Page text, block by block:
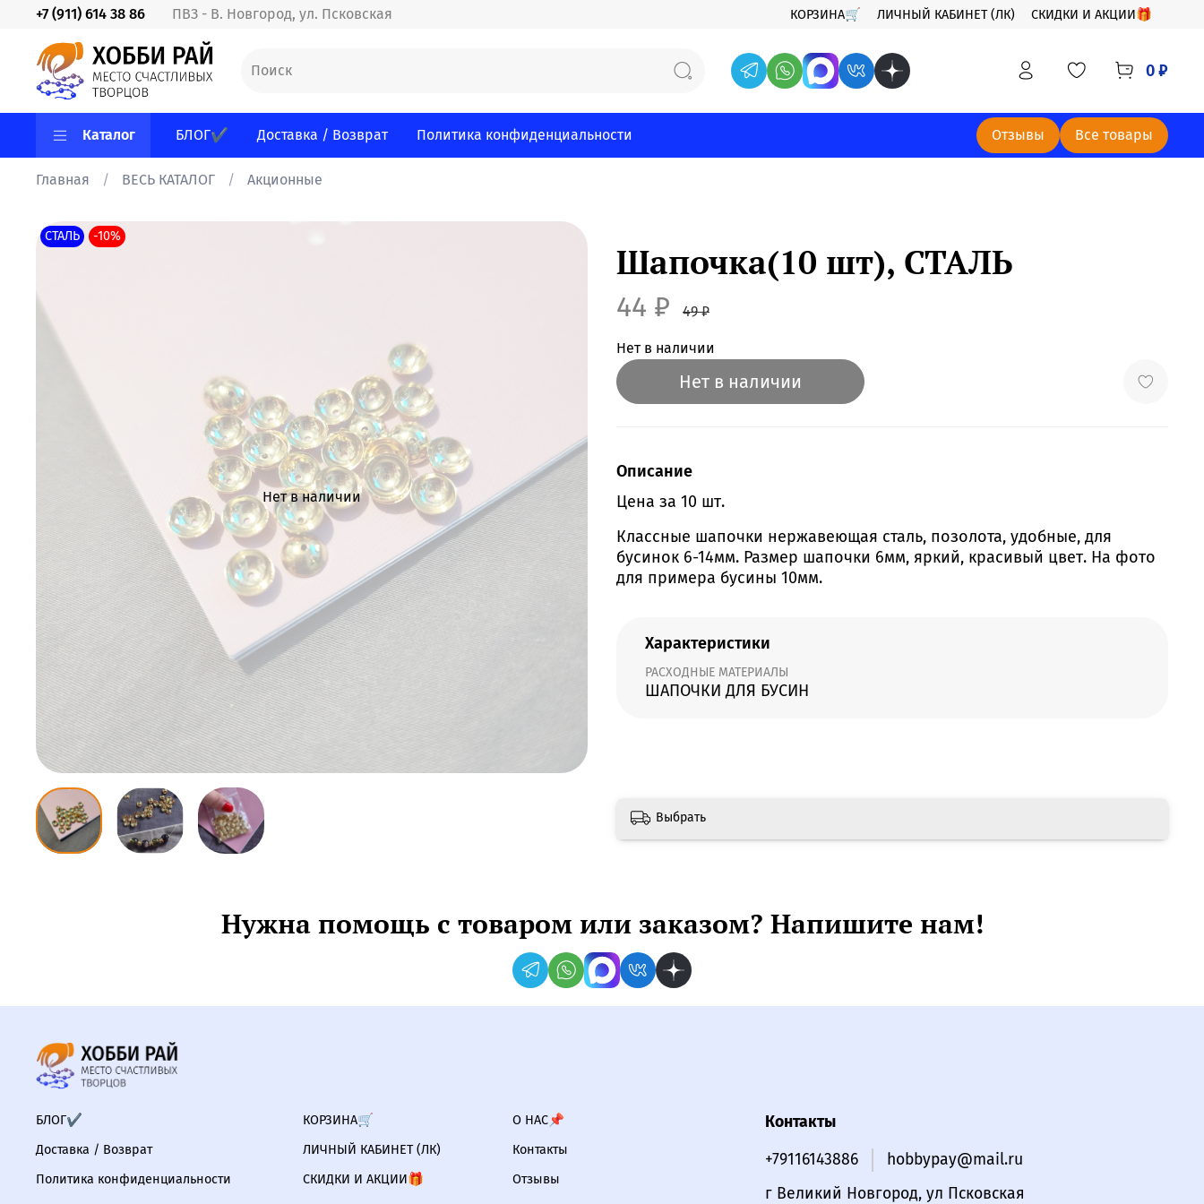
КОРЗИНА🛒 ЛИЧНЫЙ КАБИНЕТ (ЛК) СКИДКИ И АКЦИИ🎁
ПВЗ - В. Новгород, ул. Псковская
+7 (911) 614 38 86
0 ₽
Каталог БЛОГ✔ Доставка / Возврат Политика конфиденциальности Отзывы Все товары
Главная ВЕСЬ КАТАЛОГ Акционные
Нет в наличии
СТАЛЬ -10%
Шапочка(10 шт), СТАЛЬ
44 ₽ 49 ₽
Нет в наличии
Нет в наличии
Описание
Цена за 10 шт.
Классные шапочки нержавеющая сталь, позолота, удобные, для
бусинок 6-14мм. Размер шапочки 6мм, яркий, красивый цвет. На фото
для примера бусины 10мм.
Характеристики
РАСХОДНЫЕ МАТЕРИАЛЫ
ШАПОЧКИ ДЛЯ БУСИН
Выбрать
Нужна помощь с товаром или заказом? Напишите нам!
БЛОГ✔
Доставка / Возврат
Политика конфиденциальности
КОРЗИНА🛒
ЛИЧНЫЙ КАБИНЕТ (ЛК)
СКИДКИ И АКЦИИ🎁
О НАС📌
Контакты
Отзывы
Контакты
+79116143886
hobbypay@mail.ru
г Великий Новгород, ул Псковская